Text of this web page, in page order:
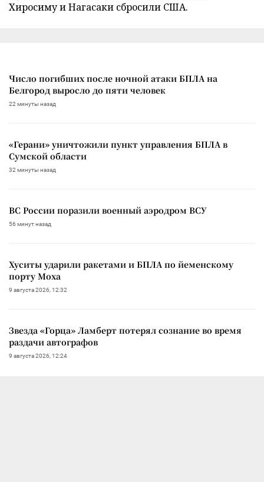
Хиросиму и Нагасаки сбросили США.
Число погибших после ночной атаки БПЛА на
Белгород выросло до пяти человек
22 минуты назад
«Герани» уничтожили пункт управления БПЛА в
Сумской области
32 минуты назад
ВС России поразили военный аэродром ВСУ
56 минут назад
Хуситы ударили ракетами и БПЛА по йеменскому
порту Моха
9 августа 2026, 12:32
Звезда «Горца» Ламберт потерял сознание во время
раздачи автографов
9 августа 2026, 12:24